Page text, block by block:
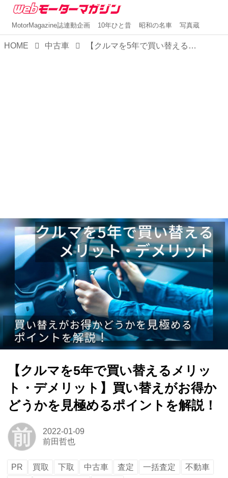
MotorMagazine誌連動企画 10年ひと昔 昭和の名車 写真蔵
HOME 中古車 【クルマを5年で買い替えるメリット・デメリット】買い替えがお得かどうかを見極めるポイントを解説！
【クルマを5年で買い替えるメリッ
ト・デメリット】買い替えがお得か
どうかを見極めるポイントを解説！
前
2022-01-09
前田哲也
PR 買取 下取 中古車 査定 一括査定
不動車